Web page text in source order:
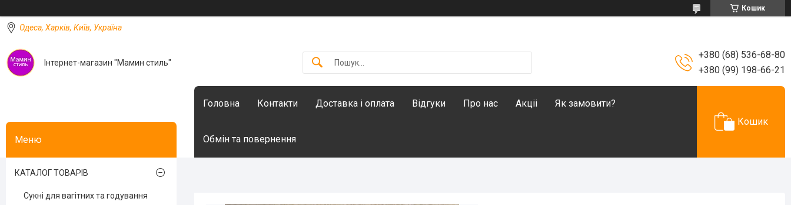
Кошик
Одеса, Харків, Київ, Україна
Інтернет-магазин "Мамин стиль"
+380 (68) 536-68-80
+380 (99) 198-66-21
Головна Контакти Доставка і оплата Відгуки Про нас Акціі Як замовити?
Обмін та повернення
Кошик
КАТАЛОГ ТОВАРІВ
Сукні для вагітних та годування